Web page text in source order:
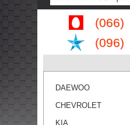
(066)
(096)
DAEWOO
CHEVROLET
KIA